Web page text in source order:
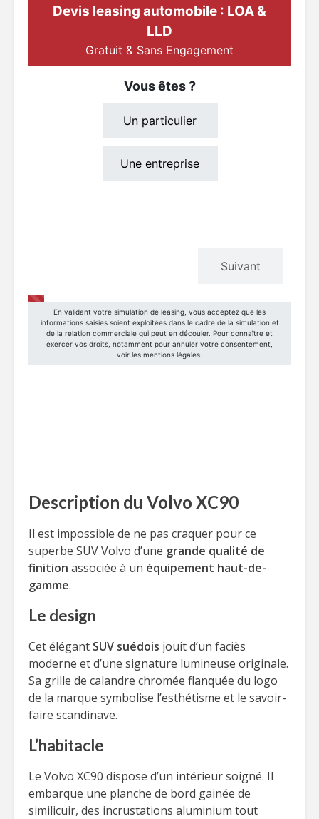
Description du Volvo XC90
Il est impossible de ne pas craquer pour ce
superbe SUV Volvo d’une grande qualité de
finition associée à un équipement haut-de-
gamme.
Le design
Cet élégant SUV suédois jouit d’un faciès
moderne et d’une signature lumineuse originale.
Sa grille de calandre chromée flanquée du logo
de la marque symbolise l’esthétisme et le savoir-
faire scandinave.
L’habitacle
Le Volvo XC90 dispose d’un intérieur soigné. Il
embarque une planche de bord gainée de
similicuir, des incrustations aluminium tout